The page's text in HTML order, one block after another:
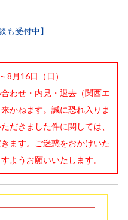
も受付中】
8月16日（日）
わせ・内見・退去（関西エ
かねます。誠に恐れ入りま
だきました件に関しては、
ます。ご迷惑をおかけいた
ようお願いいたします。